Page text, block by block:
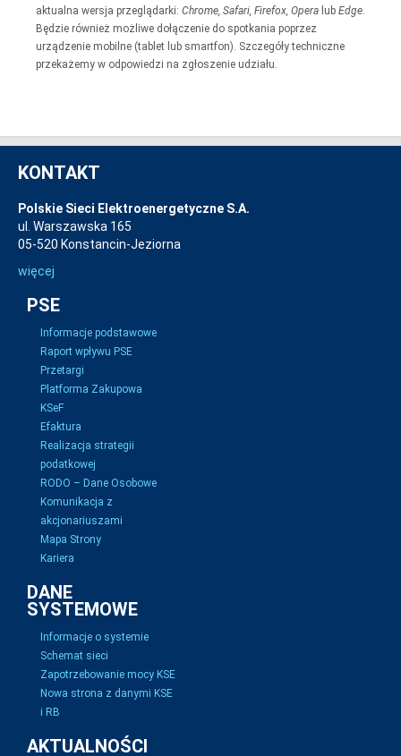
aktualna wersja przeglądarki: Chrome, Safari, Firefox, Opera lub Edge
Będzie również możliwe dołączenie do spotkania poprzez
urządzenie mobilne (tablet lub smartfon). Szczegóły techniczne
przekażemy w odpowiedzi na zgłoszenie udziału.
KONTAKT
Polskie Sieci Elektroenergetyczne S.A.
ul. Warszawska 165
05-520 Konstancin-Jeziorna
więcej
PSE
Informacje podstawowe
Raport wpływu PSE
Przetargi
Platforma Zakupowa
KSeF
Efaktura
Realizacja strategii
podatkowej
RODO – Dane Osobowe
Komunikacja z
akcjonariuszami
Mapa Strony
Kariera
DANE
SYSTEMOWE
Informacje o systemie
Schemat sieci
Zapotrzebowanie mocy KSE
Nowa strona z danymi KSE
i RB
AKTUALNOŚCI